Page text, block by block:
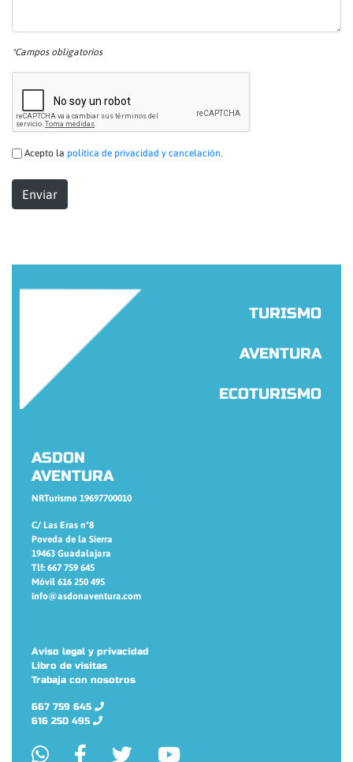
*Campos obligatorios
Acepto la política de privacidad y cancelación.
TURISMO
AVENTURA
ECOTURISMO
ASDON
AVENTURA
NRTurismo 19697700010
C/ Las Eras nº8
Poveda de la Sierra
19463 Guadalajara
Tlf: 667 759 645
Móvil 616 250 495
info@asdonaventura.com
Aviso legal y privacidad
Libro de visitas
Trabaja con nosotros
667 759 645
616 250 495